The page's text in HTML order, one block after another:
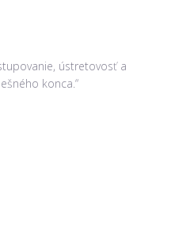
ústretovosť a
konca.“